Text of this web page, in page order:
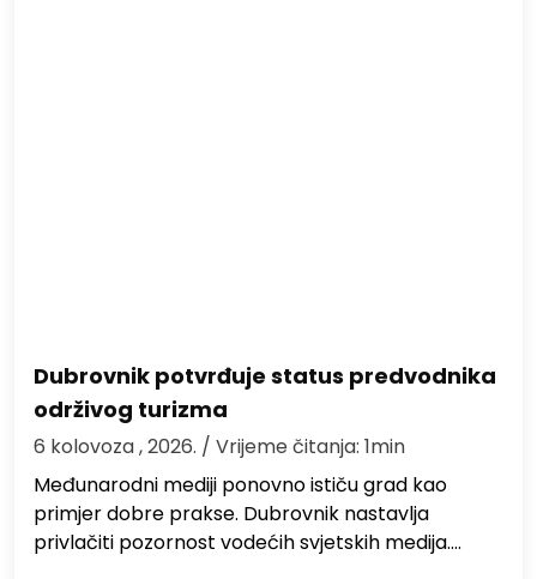
Dubrovnik potvrđuje status predvodnika
održivog turizma
6 kolovoza , 2026. / Vrijeme čitanja: 1min
Međunarodni mediji ponovno ističu grad kao
primjer dobre prakse. Dubrovnik nastavlja
privlačiti pozornost vodećih svjetskih medija.…